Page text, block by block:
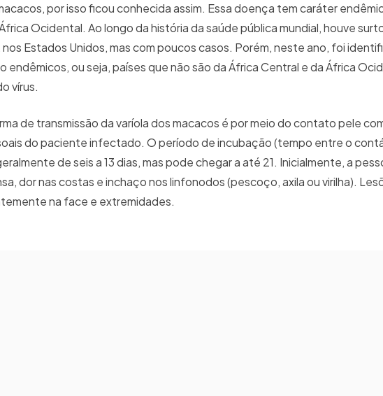
por isso ficou conhecida assim. Essa doença tem caráter
Ocidental. Ao longo da história da saúde pública mundial, houve
Estados Unidos, mas com poucos casos. Porém, neste ano, foi
endêmicos, ou seja, países que não são da África Central e da África
vírus.
de transmissão da varíola dos macacos é por meio do contato pele
do paciente infectado. O período de incubação (tempo entre o
de seis a 13 dias, mas pode chegar a até 21. Inicialmente, a
dor nas costas e inchaço nos linfonodos (pescoço, axila ou virilha).
na face e extremidades.